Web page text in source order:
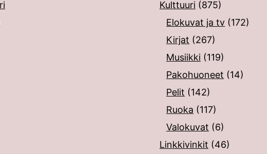
Kulttuuri (875)
Elokuvat ja tv (172)
Kirjat (267)
Musiikki (119)
Pakohuoneet (14)
Pelit (142)
Ruoka (117)
Valokuvat (6)
Linkkivinkit (46)